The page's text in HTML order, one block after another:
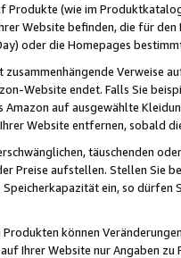
Produkte (wie im
Website befinden, die für
oder die Homepages
zusammenhängende
Website endet. Falls Sie
auf ausgewählte
Website entfernen, sobald
täuschenden
Preise aufstellen. Stellen Sie
ein, so dürfen
können
Ihrer Website nur Angaben